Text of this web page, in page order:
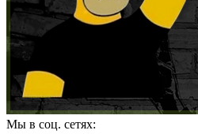
Мы в соц. сетях: